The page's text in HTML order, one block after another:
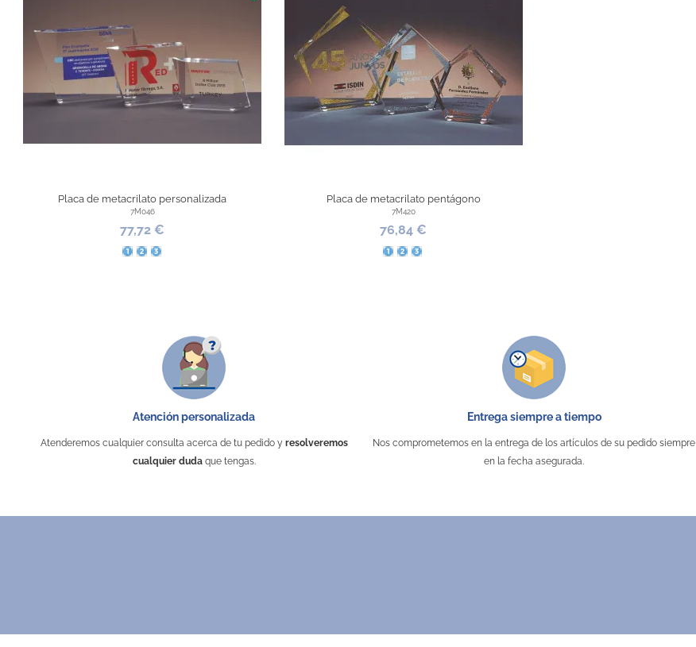
Placa de metacrilato personalizada
7M046
77,72 €
Pequeño
Mediano
Grande
Placa de metacrilato pentágono
7M420
76,84 €
Pequeño
Mediano
Grande
Atención personalizada
Atenderemos cualquier consulta acerca de tu pedido y resolveremos
cualquier dudaque tengas.
Entrega siempre a tiempo
Nos comprometemos en la entrega de los artículos de su pedido siempre
en la fecha asegurada.